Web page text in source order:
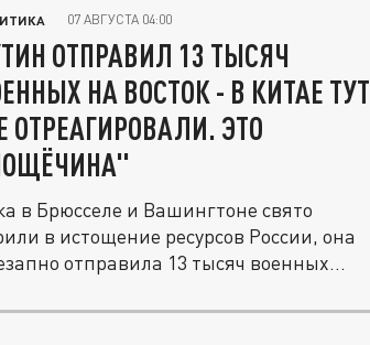
07 АВГУСТА 04:00
ОТПРАВИЛ 13 ТЫСЯЧ
НА ВОСТОК - В КИТАЕ ТУТ
ОТРЕАГИРОВАЛИ. ЭТО
в Брюсселе и Вашингтоне свято
в истощение ресурсов России, она
отправила 13 тысяч военных...